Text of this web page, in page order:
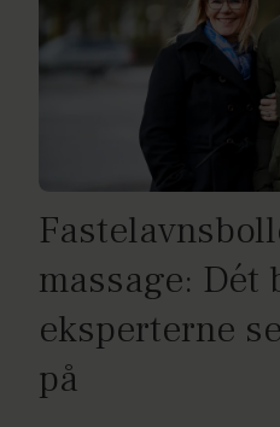
massage: Dét
eksperterne
på